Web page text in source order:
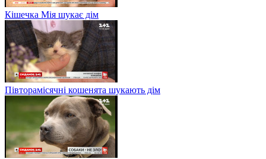
Кішечка Мія шукає дім
Півторамісячні кошенята шукають дім